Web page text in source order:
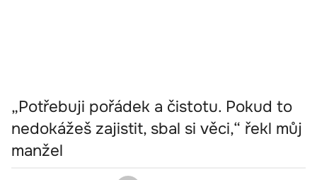
„Potřebuji pořádek a čistotu. Pokud to
nedokážeš zajistit, sbal si věci,“ řekl můj
manžel